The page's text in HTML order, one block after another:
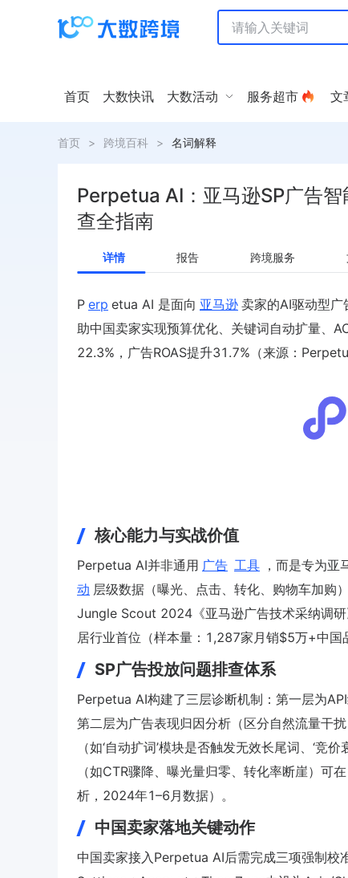
首页 大数快讯 大数活动 服务超市 文
首页 > 跨境百科 > 名词解释
Perpetua AI：亚马逊SP广告
查全指南
详情 报告 跨境服务
P erp etua AI 是面向 亚马逊 卖家的AI驱动型
助中国卖家实现预算优化、关键词自动扩量、
22.3%，广告ROAS提升31.7%（来源：
核心能力与实战价值
Perpetua AI并非通用 广告 工具 ，而是专为
动 层级数据（曝光、点击、转化、购物车加购
Jungle Scout 2024《亚马逊广告技术采纳调
居行业首位（样本量：1,287家月销$5万+中国
SP广告投放问题排查体系
Perpetua AI构建了三层诊断机制：第一层为
第二层为广告表现归因分析（区分自然流量干
（如‘自动扩词’模块是否触发无效长尾词、‘
（如CTR骤降、曝光量归零、转化率断崖）
析，2024年1–6月数据）。
中国卖家落地关键动作
中国卖家接入Perpetua AI后需完成三项强制